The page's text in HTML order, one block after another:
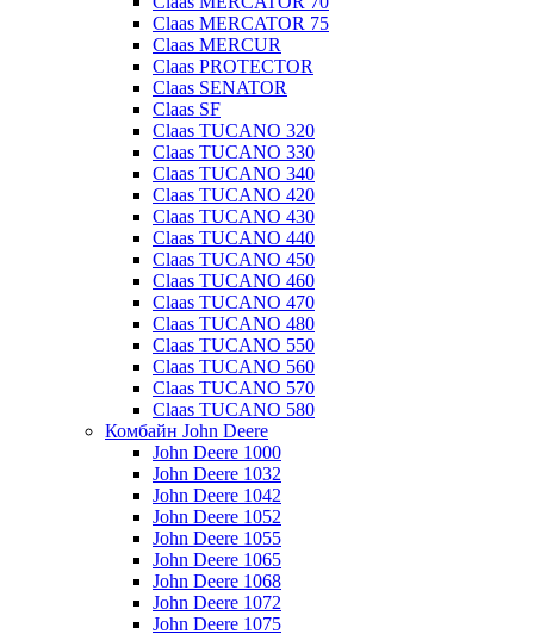
Claas MERCATOR 75
Claas MERCUR
Claas PROTECTOR
Claas SENATOR
Claas SF
Claas TUCANO 320
Claas TUCANO 330
Claas TUCANO 340
Claas TUCANO 420
Claas TUCANO 430
Claas TUCANO 440
Claas TUCANO 450
Claas TUCANO 460
Claas TUCANO 470
Claas TUCANO 480
Claas TUCANO 550
Claas TUCANO 560
Claas TUCANO 570
Claas TUCANO 580
Комбайн John Deere
John Deere 1000
John Deere 1032
John Deere 1042
John Deere 1052
John Deere 1055
John Deere 1065
John Deere 1068
John Deere 1072
John Deere 1075